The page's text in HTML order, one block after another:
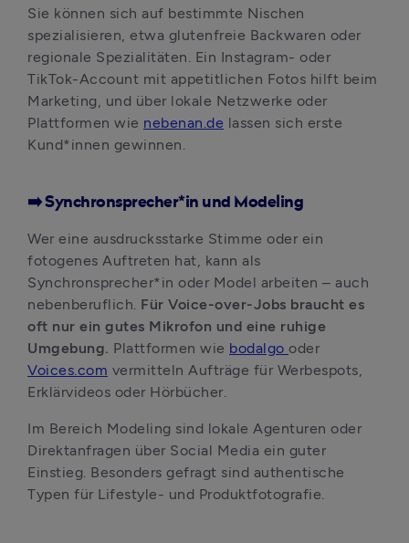
Sie können sich auf bestimmte Nischen
spezialisieren, etwa glutenfreie Backwaren oder
regionale Spezialitäten. Ein Instagram- oder
TikTok-Account mit appetitlichen Fotos hilft beim
Marketing, und über lokale Netzwerke oder
Plattformen wie nebenan.de lassen sich erste
Kund*innen gewinnen.
➡️ Synchronsprecher*in und Modeling
Wer eine ausdrucksstarke Stimme oder ein
fotogenes Auftreten hat, kann als
Synchronsprecher*in oder Model arbeiten – auch
nebenberuflich. Für Voice-over-Jobs braucht es
oft nur ein gutes Mikrofon und eine ruhige
Umgebung. Plattformen wie bodalgo
Voices.com vermitteln Aufträge für Werbespots,
Erklärvideos oder Hörbücher.
Im Bereich Modeling sind lokale Agenturen oder
Direktanfragen über Social Media ein guter
Einstieg. Besonders gefragt sind authentische
Typen für Lifestyle- und Produktfotografie.